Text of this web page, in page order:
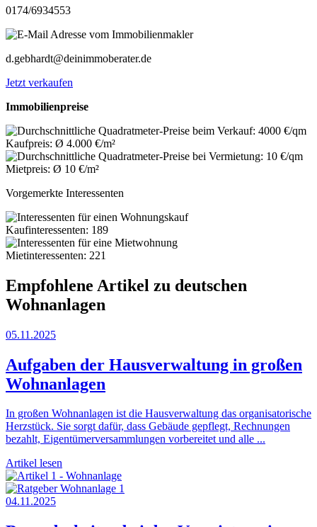
0174/6934553
d.gebhardt@deinimmoberater.de
Jetzt verkaufen
Immobilienpreise
Kaufpreis: Ø 4.000 €/m²
Mietpreis: Ø 10 €/m²
Vorgemerkte Interessenten
Kaufinteressenten: 189
Mietinteressenten: 221
Empfohlene Artikel zu deutschen
Wohnanlagen
05.11.2025
Aufgaben der Hausverwaltung in großen
Wohnanlagen
In großen Wohnanlagen ist die Hausverwaltung das organisatorische
Herzstück. Sie sorgt dafür, dass Gebäude gepflegt, Rechnungen
bezahlt, Eigentümerversammlungen vorbereitet und alle ...
Artikel lesen
04.11.2025